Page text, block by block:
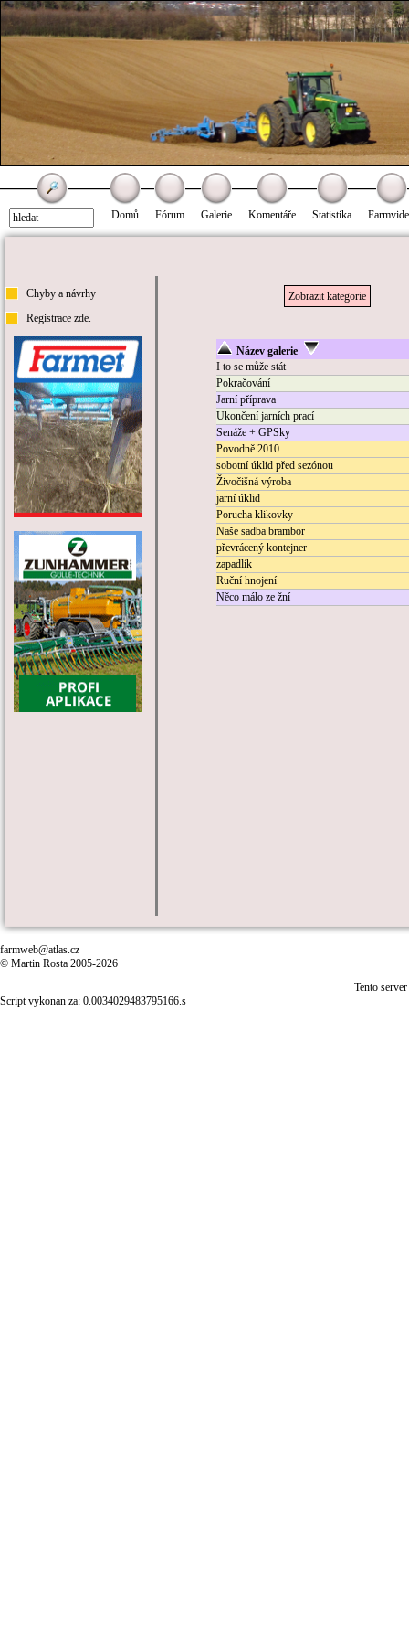
Domů Fórum Galerie Komentáře Statistika
Chyby a návrhy
Registrace zde.
Zobrazit kategorie
Název galerie
I to se může stát
Pokračování
Jarní příprava
Ukončení jarních prací
Senáže + GPSky
Povodně 2010
sobotní úklid před sezónou
Živočišná výroba
jarní úklid
Porucha klikovky
Naše sadba brambor
převrácený kontejner
zapadlík
Ruční hnojení
Něco málo ze žní
farmweb@atlas.cz
© Martin Rosta 2005-2026
Tento
Script vykonan za: 0.0034029483795166.s